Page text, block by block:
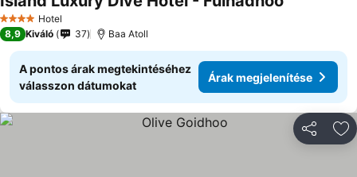
4 KategóriaHotel
8,9 Kiváló 37 Baa Atoll
A pontos árak megtekintéséhez
válasszon dátumokat
Árak megjelenítése